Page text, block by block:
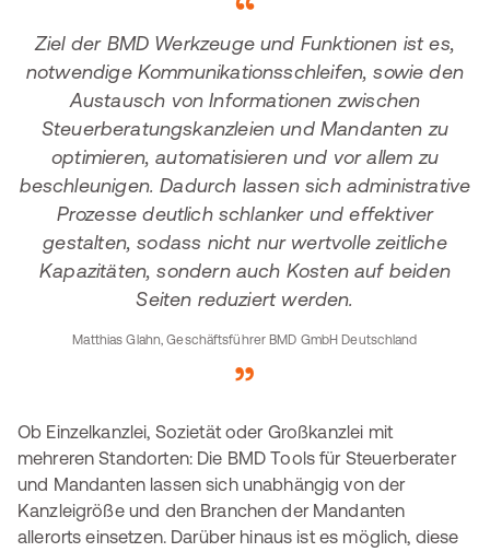
Ziel der BMD Werkzeuge und Funktionen ist es,
notwendige Kommunikationsschleifen, sowie den
Austausch von Informationen zwischen
Steuerberatungskanzleien und Mandanten zu
optimieren, automatisieren und vor allem zu
beschleunigen. Dadurch lassen sich administrative
Prozesse deutlich schlanker und effektiver
gestalten, sodass nicht nur wertvolle zeitliche
Kapazitäten, sondern auch Kosten auf beiden
Seiten reduziert werden.
Matthias Glahn, Geschäftsführer BMD GmbH Deutschland
Ob Einzelkanzlei, Sozietät oder Großkanzlei mit
mehreren Standorten: Die BMD Tools für Steuerberater
und Mandanten lassen sich unabhängig von der
Kanzleigröße und den Branchen der Mandanten
allerorts einsetzen. Darüber hinaus ist es möglich, diese